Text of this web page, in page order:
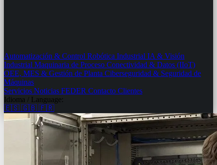
Automatización & Control Robótica Industrial IA & Visión
Industrial Maquinaria de Proceso Conectividad & Datos (IIoT)
OEE, MES & Gestión de Planta Ciberseguridad & Seguridad de
Máquinas
Servicios Noticias FEDER Contacto Clientes
Idioma / Language:
🇪🇸 🇬🇧 🇫🇷